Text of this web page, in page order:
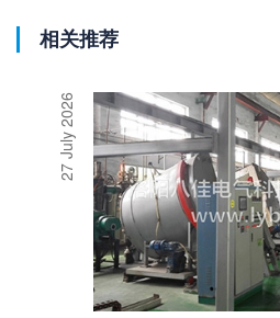
相关推荐
27 July 2026